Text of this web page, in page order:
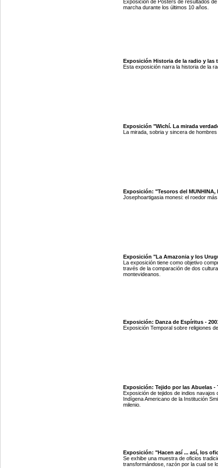
Exposición de Posters de resultados
marcha durante los últimos 10 años.
Exposición Historia de la radio y las
Esta exposición narra la historia de la
Exposición "Wichí. La mirada
La mirada, sobria y sincera de
Exposición: "Tesoros del MUNHINA,
Josephoartigasia monesi: el roedor
Exposición "La Amazonia y los
La exposición tiene como objetivo
través de la comparación de dos
montevideanos.
Exposición: Danza de Espíritus -
Exposición Temporal sobre religiones
Exposición: Tejido por las Abuelas -
Exposición de tejidos de indios navajos
Indígena Americano de la Institución
milenio.
Exposición: "Hacen así ... así, los
Se exhibe una muestra de oficios
transformándose, razón por la cual se